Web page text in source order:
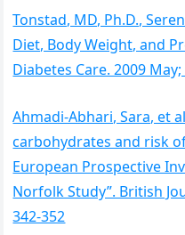
Tonstad, MD, Ph.D.,
Diet, Body Weight, and
Diabetes Care. 2009
Ahmadi-Abhari, Sara, et
carbohydrates and risk
European Prospective
Norfolk Study”. British
342-352